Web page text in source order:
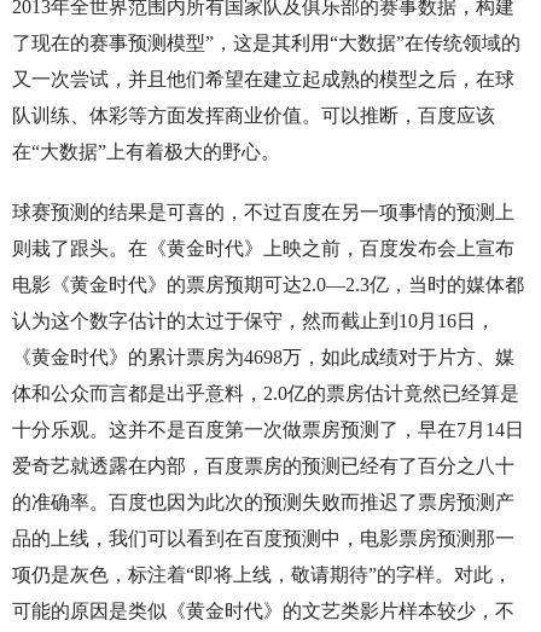
2013年全世界范围内所有国家队及俱乐部的赛事数据，构建
了现在的赛事预测模型”，这是其利用“大数据”在传统领域的
又一次尝试，并且他们希望在建立起成熟的模型之后，在球
队训练、体彩等方面发挥商业价值。可以推断，百度应该
在“大数据”上有着极大的野心。
球赛预测的结果是可喜的，不过百度在另一项事情的预测上
则栽了跟头。在《黄金时代》上映之前，百度发布会上宣布
电影《黄金时代》的票房预期可达2.0—2.3亿，当时的媒体都
认为这个数字估计的太过于保守，然而截止到10月16日，
《黄金时代》的累计票房为4698万，如此成绩对于片方、媒
体和公众而言都是出乎意料，2.0亿的票房估计竟然已经算是
十分乐观。这并不是百度第一次做票房预测了，早在7月14日
爱奇艺就透露在内部，百度票房的预测已经有了百分之八十
的准确率。百度也因为此次的预测失败而推迟了票房预测产
品的上线，我们可以看到在百度预测中，电影票房预测那一
项仍是灰色，标注着“即将上线，敬请期待”的字样。对此，
可能的原因是类似《黄金时代》的文艺类影片样本较少，不